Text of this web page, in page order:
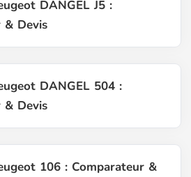
DANGEL J5 :
& Devis
DANGEL 504 :
& Devis
106 : Comparateur &